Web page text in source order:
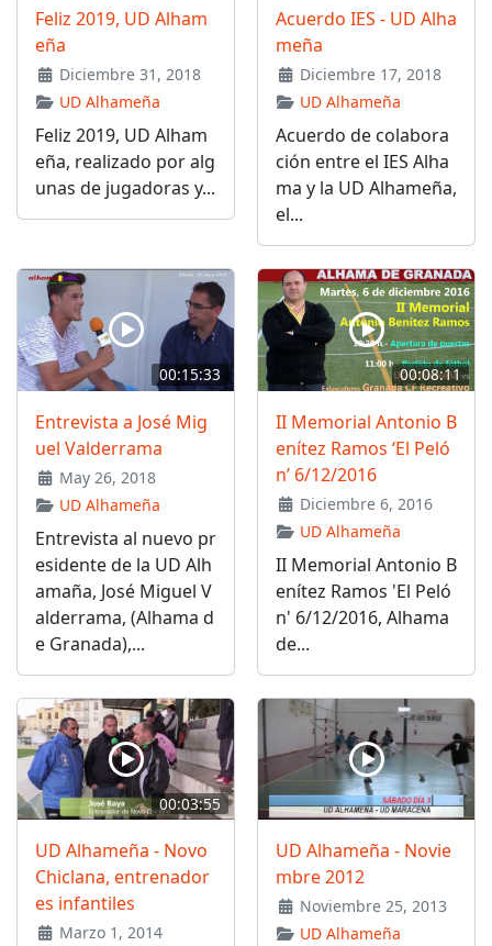
Feliz 2019, UD Alham
eña
Diciembre 31, 2018
UD Alhameña
Feliz 2019, UD Alham
eña, realizado por alg
unas de jugadoras y...
Acuerdo IES - UD Alha
meña
Diciembre 17, 2018
UD Alhameña
Acuerdo de colabora
ción entre el IES Alha
ma y la UD Alhameña,
el...
00:15:33
Entrevista a José Mig
uel Valderrama
May 26, 2018
UD Alhameña
Entrevista al nuevo pr
esidente de la UD Alh
amaña, José Miguel V
alderrama, (Alhama d
e Granada),...
00:08:11
II Memorial Antonio B
enítez Ramos ‘El Peló
n’ 6/12/2016
Diciembre 6, 2016
UD Alhameña
II Memorial Antonio B
enítez Ramos 'El Peló
n' 6/12/2016, Alhama
de...
00:03:55
UD Alhameña - Novo
Chiclana, entrenador
es infantiles
Marzo 1, 2014
UD Alhameña - Novie
mbre 2012
Noviembre 25, 2013
UD Alhameña